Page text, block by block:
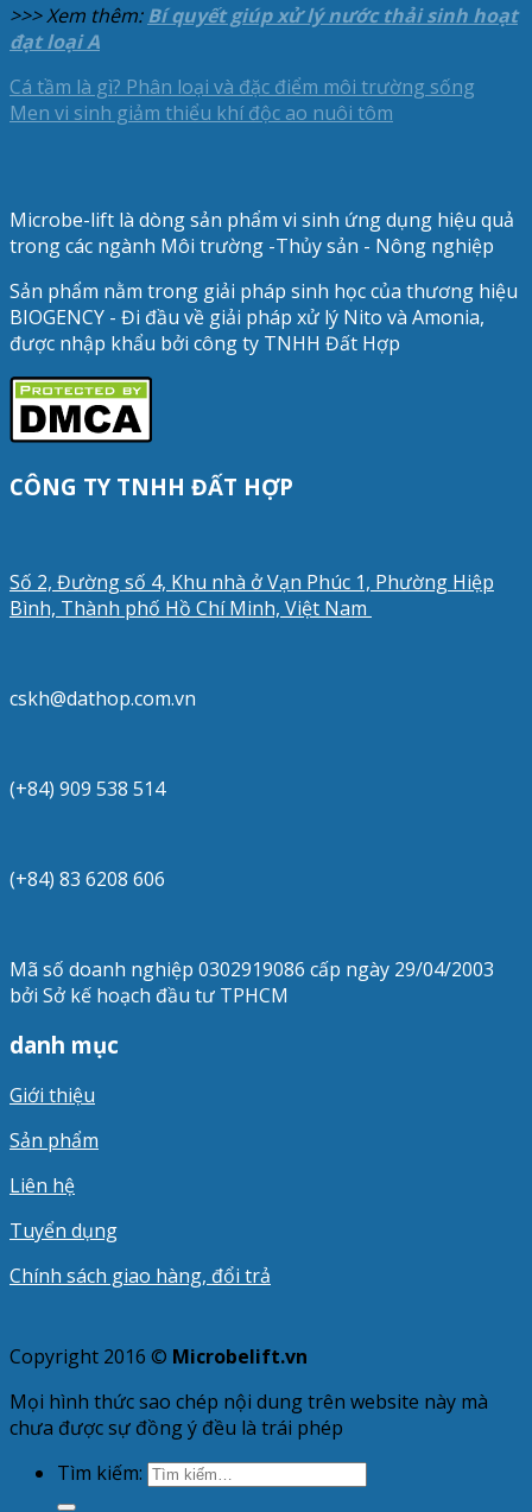
>>> Xem thêm:Bí quyết giúp xử lý nước thải sinh hoạt
đạt loại A
Cá tầm là gì? Phân loại và đặc điểm môi trường sống
Men vi sinh giảm thiểu khí độc ao nuôi tôm
Microbe-lift là dòng sản phẩm vi sinh ứng dụng hiệu quả
trong các ngành Môi trường -Thủy sản - Nông nghiệp
Sản phẩm nằm trong giải pháp sinh học của thương hiệu
BIOGENCY - Đi đầu về giải pháp xử lý Nito và Amonia,
được nhập khẩu bởi công ty TNHH Đất Hợp
CÔNG TY TNHH ĐẤT HỢP
Số 2, Đường số 4, Khu nhà ở Vạn Phúc 1, Phường Hiệp
Bình, Thành phố Hồ Chí Minh, Việt Nam
cskh@dathop.com.vn
(+84) 909 538 514
(+84) 83 6208 606
Mã số doanh nghiệp 0302919086 cấp ngày 29/04/2003
bởi Sở kế hoạch đầu tư TPHCM
danh mục
Giới thiệu
Sản phẩm
Liên hệ
Tuyển dụng
Chính sách giao hàng, đổi trả
Copyright 2016 © Microbelift.vn
Mọi hình thức sao chép nội dung trên website này mà
chưa được sự đồng ý đều là trái phép
Tìm kiếm: